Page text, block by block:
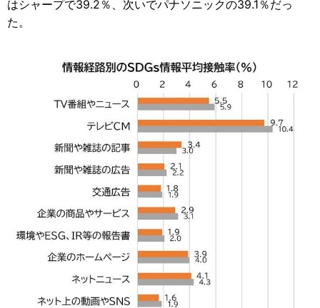
はシャープで39.2％、次いでパナソニックの39.1％だっ
た。